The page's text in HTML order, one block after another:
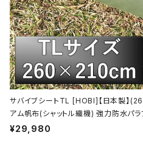
サバイブシートTL [HOBI]【日本製】
アム帆布(シャットル織機) 強力防水パ
２号 トラックシート 軽トラ 厚手 マルチ
¥29,980